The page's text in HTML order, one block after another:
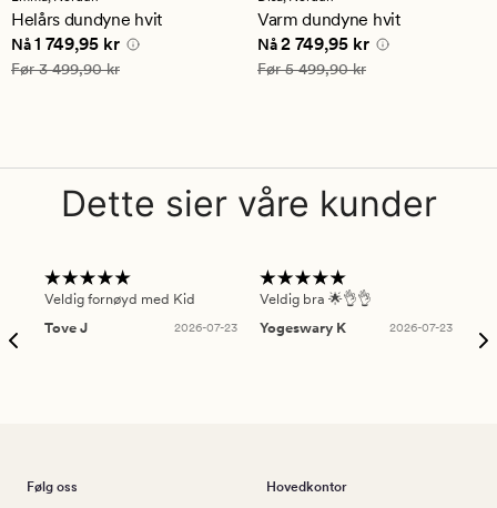
en
gjennomsnittlig
vurdering
på
4.5
Helårs dundyne hvit
Nåværende pris
Nå1 749,95 kr
Vanlig pris 3 499,90 kr
Før3 499,90 kr
en
gjennomsnittlig
vurdering
på
5
Varm dundyne hvit
Nåværende pris
Nå2 749,95 kr
Vanlig pris 5 499,90 kr
Før5 499,90 kr
Dette sier våre kunder
Veldig fornøyd med Kid
Tove J
2026-07-23
Veldig bra 🌟👌👌
Yogeswary K
2026-07-23
Følg oss Hovedkontor